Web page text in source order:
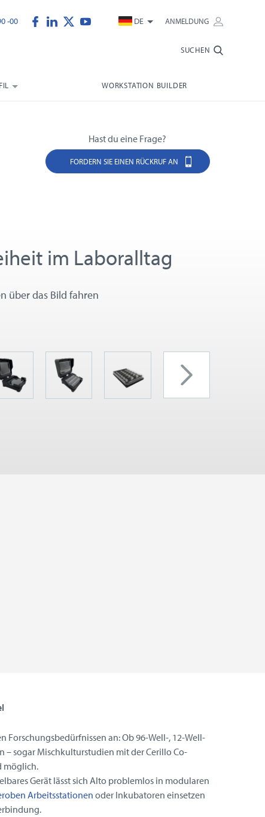
-00 DE ANMELDUNG
SUCHEN
WORKSTATION BUILDER
Hast du eine Frage?
FORDERN SIE EINEN RÜCKRUF AN
im Laboralltag
über das Bild fahren
Forschungsbedürfnissen an: Ob 96-Well-, 12-Well-
– sogar Mischkulturstudien mit der Cerillo Co-
möglich.
Gerät lässt sich Alto problemlos in modularen
Arbeitsstationen oder Inkubatoren einsetzen